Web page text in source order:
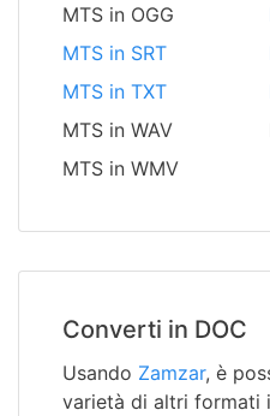
MTS in OGG
MTS in SRT
MTS in TXT
MTS in WAV
MTS in WMV
Converti in DOC
Usando Zamzar, è
varietà di altri formati